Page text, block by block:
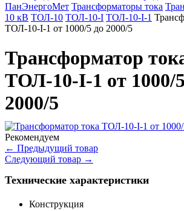
ПанЭнергоМет Трансформаторы тока
10 кВ ТОЛ-10 ТОЛ-10-I ТОЛ-10-I-1
ТОЛ-10-I-1 от 1000/5 до 2000/5
Трансформатор
ТОЛ-10-I-1 от 1000/
2000/5
Рекомендуем
← Предыдущий товар
Следующий товар →
Технические характеристики
Конструкция